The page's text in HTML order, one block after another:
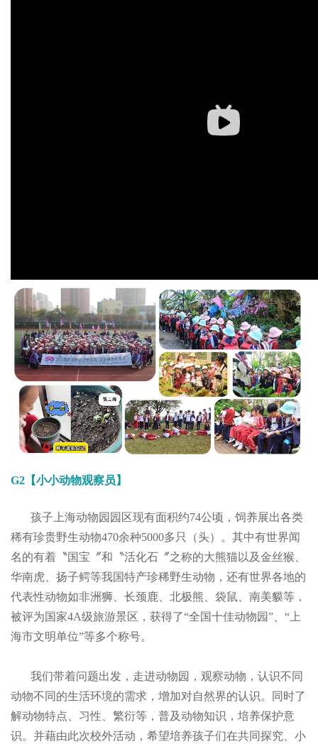
G2【小小动物观察员】
孩子上海动物园园区现有面积约74公顷，饲养展出各类
稀有珍贵野生动物470余种5000多只（头）。其中有世界闻
名的有着〝国宝〞和〝活化石〞之称的大熊猫以及金丝猴、
华南虎、扬子鳄等我国特产珍稀野生动物，还有世界各地的
代表性动物如非洲狮、长颈鹿、北极熊、袋鼠、南美貘等，
被评为国家4A级旅游景区，获得了“全国十佳动物园”、“上
海市文明单位”等多个称号。
我们带着问题出发，走进动物园，观察动物，认识不同
动物不同的生活环境的需求，增加对自然界的认识。同时了
解动物特点、习性、繁衍等，普及动物知识，培养保护意
识。并藉由此次校外活动，希望培养孩子们在共同探究、小